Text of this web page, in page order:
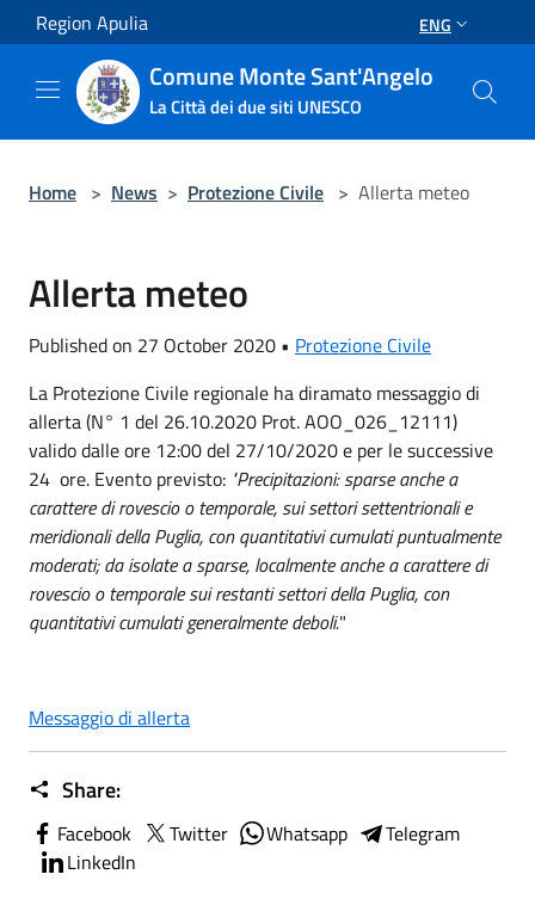
Salta al contenuto principale
Region Apulia ENG
Comune Monte Sant'Angelo
La Città dei due siti UNESCO
Home > News > Protezione Civile > Allerta meteo
Allerta meteo
Published on 27 October 2020 • Protezione Civile
La Protezione Civile regionale ha diramato messaggio di
allerta (N° 1 del 26.10.2020 Prot. AOO_026_12111)
valido dalle ore 12:00 del 27/10/2020 e per le successive
24 ore. Evento previsto: "Precipitazioni: sparse anche a
carattere di rovescio o temporale, sui settori settentrionali e
meridionali della Puglia, con quantitativi cumulati puntualmente
moderati; da isolate a sparse, localmente anche a carattere di
rovescio o temporale sui restanti settori della Puglia, con
quantitativi cumulati generalmente deboli."
Messaggio di allerta
Share:
Facebook Twitter Whatsapp
Telegram
LinkedIn